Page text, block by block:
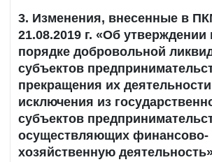
3. Изменения, внесенные в
21.08.2019 г. «Об
порядке добровольной
субъектов
прекращения их
исключения из
субъектов
осуществляющих финансово-
хозяйственную